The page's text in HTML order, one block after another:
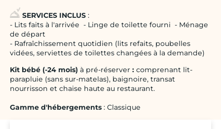
SERVICES INCLUS :
- Lits faits à l'arrivée - Linge de toilette fourni - Ménage
de départ
- Rafraîchissement quotidien (lits refaits, poubelles
vidées, serviettes de toilettes changées à la demande)
Kit bébé (-24 mois) à pré-réserver : comprenant lit-
parapluie (sans sur-matelas), baignoire, transat
nourrisson et chaise haute au restaurant.
Gamme d'hébergements : Classique